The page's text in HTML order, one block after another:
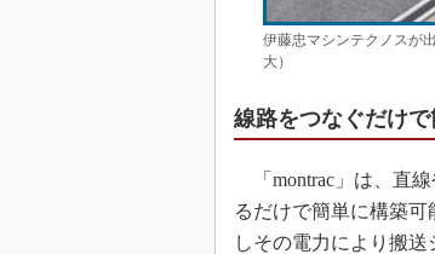
伊藤忠マシンテクノスが
大）
線路をつなぐだけ
「montrac」は、直
るだけで簡単に構築
しその電力により搬